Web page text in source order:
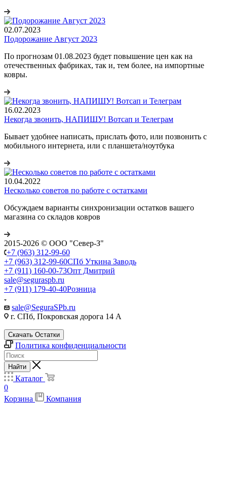
02.07.2023
Подорожание Август 2023
По прогнозам 01.08.2023 будет повышение цен как на
отечественных фабриках, так и, тем более, на импортные
ковры.
16.02.2023
Некогда звонить, НАПИШУ! Вотсап и Телеграм
Бывает удобнее написать, прислать фото, или позвонить с
мобильного интернета, или с планшета/ноутбука
10.04.2022
Несколько советов по работе с остатками
Обсуждаем варианты синхронизации остатков вашего
магазина со складов ковров
2015-2026 © ООО "Север-З"
+7 (963) 312-99-60
+7 (963) 312-99-60СПб Уткина Заводь
+7 (911) 160-00-73Опт Дмитрий
sale@seguraspb.ru
+7 (911) 179-40-40Розница
sale@SeguraSPb.ru
г. СПб, Покровская дорога 14 А
Скачать Остатки
Политика конфиденциальности
Найти
Каталог
0
Корзина
Компания